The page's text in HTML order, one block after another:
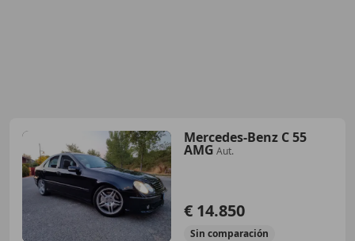
Mercedes-Benz C 55
AMG Aut.
€ 14.850
Sin comparación